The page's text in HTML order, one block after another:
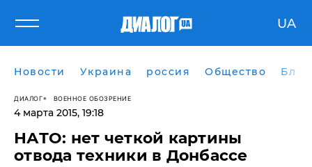
UA
Новости Украина россия Общество
ДИАЛОГ ВОЕННОЕ ОБОЗРЕНИЕ
4 марта 2015, 19:18
НАТО: нет четкой картины
отвода техники в Донбассе